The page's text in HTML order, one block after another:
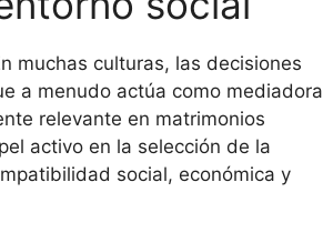
muchas culturas, las decisiones
a menudo actúa como mediadora
relevante en matrimonios
activo en la selección de la
social, económica y